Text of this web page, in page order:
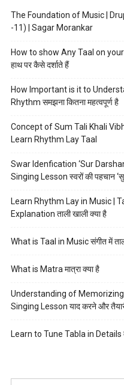
The Foundation of Music |
-11) | Sagar Morankar
How to show Any Taal on your
हाथ पर कैसे दर्शाते हैं
How Important is it to
Rhythm समझना कितना महत्वपूर्ण है
Concept of Sum Tali Khali
Learn Rhythm Lay Taal
Swar Idenfication ‘Sur
Singing Lesson स्वरों की पहचान
Learn Rhythm Lay in Music |
Explanation ताली खाली क्या है
What is Taal in Music संगीत में
What is Matra मात्रा क्या है
Understanding of
Singing Lesson याद करने और
Learn to Tune Tabla in Details